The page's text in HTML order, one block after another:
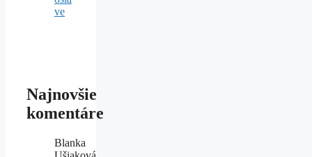
ve
Najnovšie
komentáre
Blanka